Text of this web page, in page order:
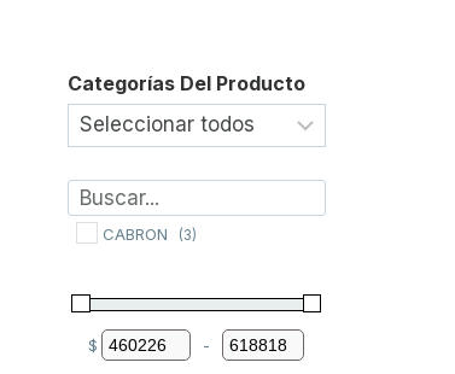
Categorías Del Producto
CABRON (3)
$
Minimum Price
-
Maximum Price